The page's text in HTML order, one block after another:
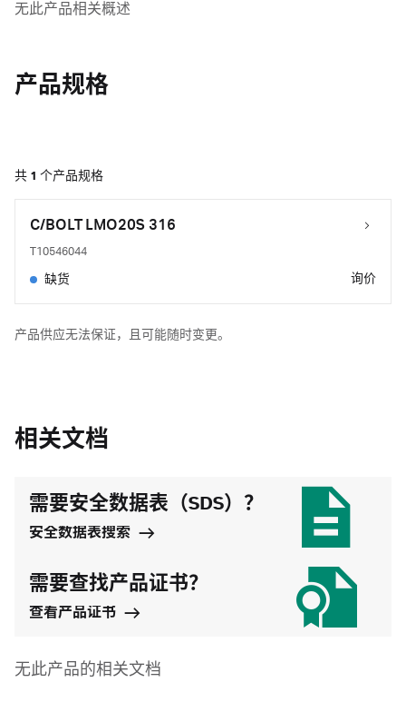
无此产品相关概述
产品规格
共 1 个产品规格
C/BOLT LMO20S 316
T10546044
缺货 询价
产品供应无法保证，且可能随时变更。
相关文档
需要安全数据表（SDS）？
安全数据表搜索
需要查找产品证书？
查看产品证书
无此产品的相关文档